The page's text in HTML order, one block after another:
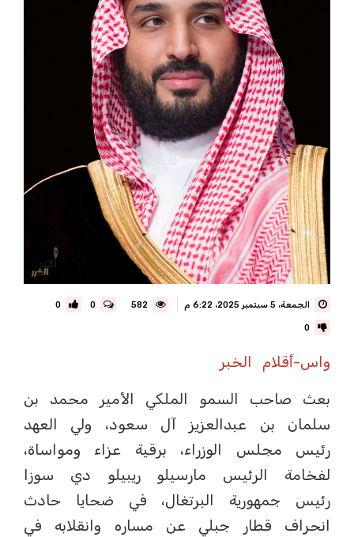
الجمعة، 5 سبتمبر 2025، 6:22 م 0
0
0
واس-أقلام الخبر
بعث صاحب السمو الملكي الأمير محمد بن
سلمان بن عبدالعزيز آل سعود، ولي العهد
رئيس مجلس الوزراء، برقية عزاء ومواساة،
لفخامة الرئيس مارسيلو ريبيلو دي سوزا
رئيس جمهورية البرتغال، في ضحايا حادث
انحراف قطار جبلي عن مساره وانقلابه في